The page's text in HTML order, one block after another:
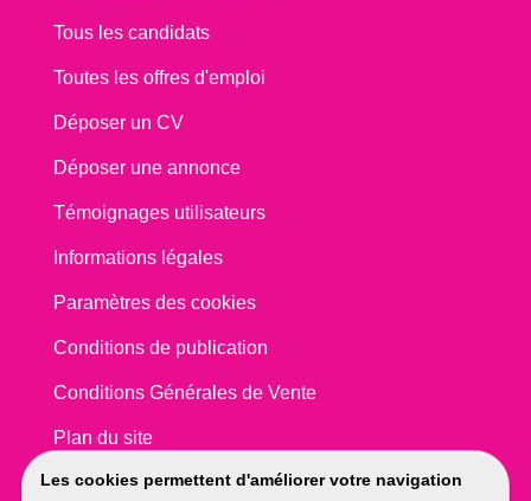
Les cookies permettent d'améliorer votre navigation
Tous les candidats
Toutes les offres d'emploi
Déposer un CV
Déposer une annonce
Témoignages utilisateurs
Informations légales
Paramètres des cookies
Conditions de publication
Conditions Générales de Vente
Plan du site